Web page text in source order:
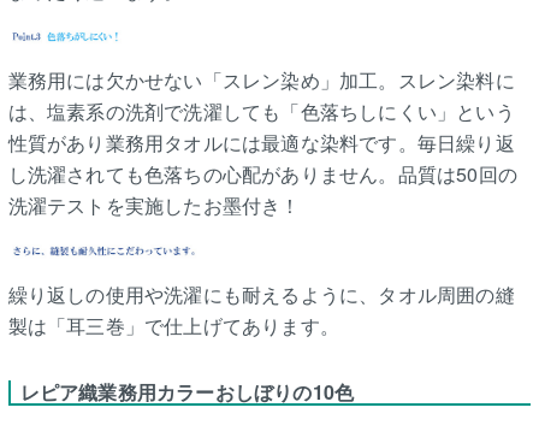
業務用には欠かせない「スレン染め」加工。スレン染料に
は、塩素系の洗剤で洗濯しても「色落ちしにくい」という
性質があり業務用タオルには最適な染料です。毎日繰り返
し洗濯されても色落ちの心配がありません。品質は50回の
洗濯テストを実施したお墨付き！
繰り返しの使用や洗濯にも耐えるように、タオル周囲の縫
製は「耳三巻」で仕上げてあります。
レピア織業務用カラーおしぼりの10色